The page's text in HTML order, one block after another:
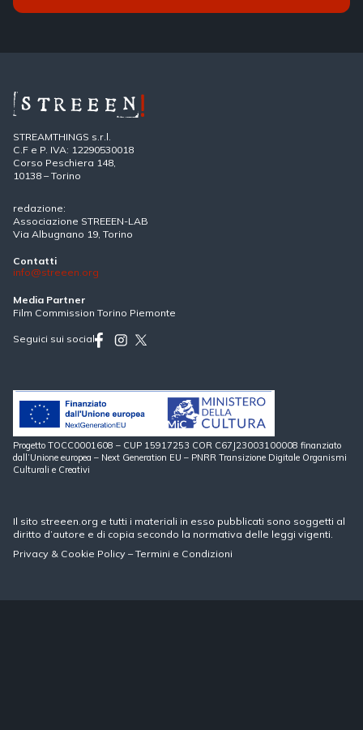
STREAMTHINGS s.r.l.
C.F e P. IVA: 12290530018
Corso Peschiera 148,
10138 – Torino
redazione:
Associazione STREEEN-LAB
Via Albugnano 19, Torino
Contatti
info@streeen.org
Media Partner
Film Commission Torino Piemonte
Seguici sui social
Progetto TOCC0001608 – CUP 15917253 COR C67J23003100008 finanziato
dall’Unione europea – Next Generation EU – PNRR Transizione Digitale Organismi
Culturali e Creativi
Il sito streeen.org e tutti i materiali in esso pubblicati sono soggetti al
diritto d’autore e di copia secondo la normativa delle leggi vigenti.
Privacy & Cookie Policy –Termini e Condizioni